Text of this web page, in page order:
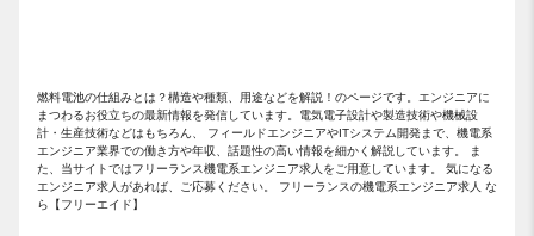
燃料電池の仕組みとは？構造や種類、用途などを解説！のページです。エンジニアに
まつわるお役立ちの最新情報を発信しています。電気電子設計や製造技術や機械設
計・生産技術などはもちろん、 フィールドエンジニアやITシステム開発まで、機電系
エンジニア業界での働き方や年収、話題性の高い情報を細かく解説しています。 ま
た、当サイトではフリーランス機電系エンジニア求人をご用意しています。 気になる
エンジニア求人があれば、ご応募ください。 フリーランスの機電系エンジニア求人 な
ら【フリーエイド】